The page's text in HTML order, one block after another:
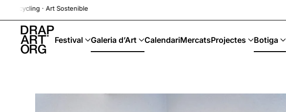
Skip to main content
· Art Sostenible
Festival Galeria d’Art CalendariMercatsProjectes Botiga